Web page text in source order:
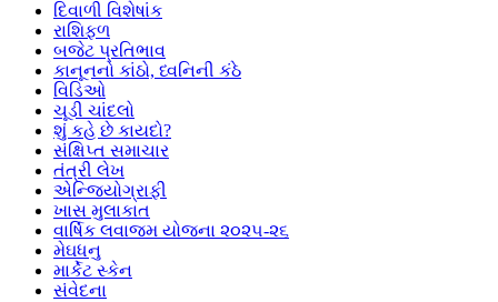
દિવાળી વિશેષાંક
રાશિફળ
બજેટ પ્રતિભાવ
કાનૂનનો કાંઠો, ધ્વનિની કંઠે
વિડિઓ
ચૂડી ચાંદલો
શું કહે છે કાયદો?
સંક્ષિપ્ત સમાચાર
તંત્રી લેખ
એન્જિયોગ્રાફી
ખાસ મુલાકાત
વાર્ષિક લવાજમ યોજના ૨૦૨૫-૨૬
મેઘધનુ
માર્કેટ સ્કેન
સંવેદના